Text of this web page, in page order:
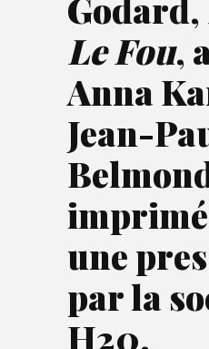
Godard,
Le Fou,
Anna
Jean-
une
par la
H20.